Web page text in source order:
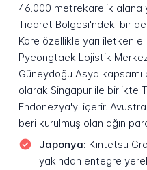
46.000 metrekarelik alana
Ticaret Bölgesi'ndeki bir
Kore özellikle yarı iletken
Pyeongtaek Lojistik
Güneydoğu Asya
olarak Singapur ile birlikte
Endonezya'yı içerir.
beri kurulmuş olan ağın
Japonya: Kintetsu
yakından entegre